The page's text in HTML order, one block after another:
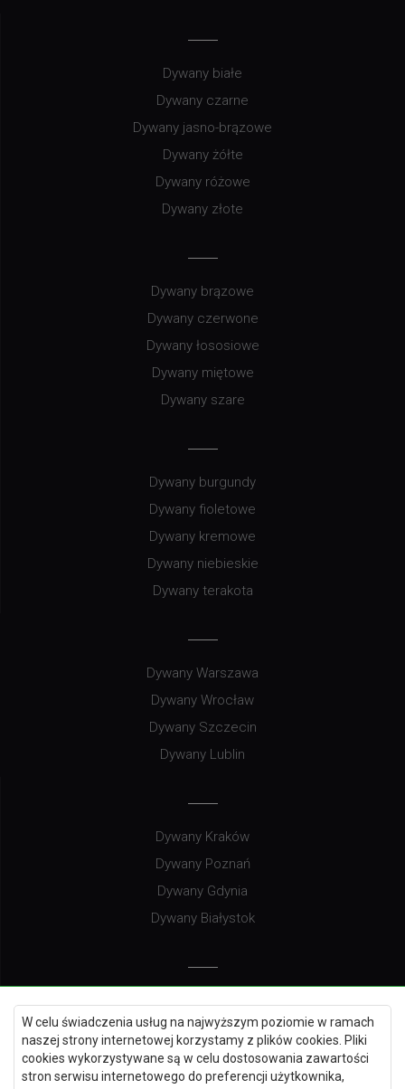
W celu świadczenia usług na najwyższym poziomie w ramach
naszej strony internetowej korzystamy z plików cookies. Pliki
cookies wykorzystywane są w celu dostosowania zawartości
stron serwisu internetowego do preferencji użytkownika,
Dywany białe
Dywany czarne
Dywany jasno-brązowe
Dywany żółte
Dywany różowe
Dywany złote
Dywany brązowe
Dywany czerwone
Dywany łososiowe
Dywany miętowe
Dywany szare
Dywany burgundy
Dywany fioletowe
Dywany kremowe
Dywany niebieskie
Dywany terakota
Dywany Warszawa
Dywany Wrocław
Dywany Szczecin
Dywany Lublin
Dywany Kraków
Dywany Poznań
Dywany Gdynia
Dywany Białystok
Dywany Gdańsk
Dywany Toruń
Dywany Bydgoszcz